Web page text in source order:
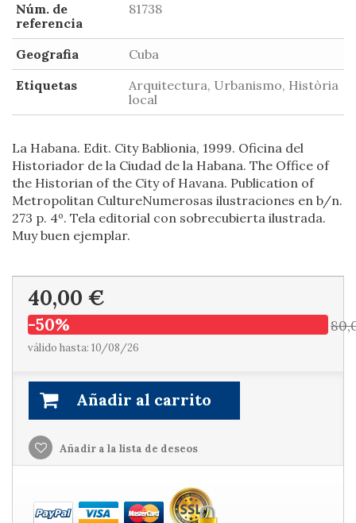
Núm. de
referencia
81738
Geografia
Cuba
Etiquetas
Arquitectura, Urbanismo, Història
local
La Habana. Edit. City Bablionia, 1999. Oficina del
Historiador de la Ciudad de la Habana. The Office of
the Historian of the City of Havana. Publication of
Metropolitan CultureNumerosas ilustraciones en b/n.
273 p. 4º. Tela editorial con sobrecubierta ilustrada.
Muy buen ejemplar.
40,00 €
-50%
válido hasta: 10/08/26
Añadir al carrito
Añadir a la lista de deseos